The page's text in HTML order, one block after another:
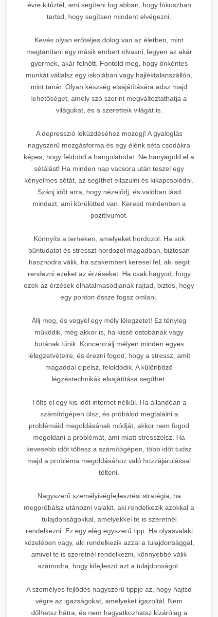
évre kitűztél, ami segíteni fog abban, hogy fókuszban
tartsd, hogy segítsen mindent elvégezni.
Kevés olyan erőteljes dolog van az életben, mint
megtanítani egy másik embert olvasni, legyen az akár
gyermek, akár felnőtt. Fontold meg, hogy önkéntes
munkát vállalsz egy iskolában vagy hajléktalanszállón,
mint tanár. Olyan készség elsajátítására adsz majd
lehetőséget, amely szó szerint megváltoztathatja a
világukat, és a szeretteik világát is.
A depresszió leküzdéséhez mozogj! A gyaloglás
nagyszerű mozgásforma és egy élénk séta csodákra
képes, hogy feldobd a hangulatodat. Ne hanyagold el a
sétálást! Ha minden nap vacsora után teszel egy
kényelmes sétát, az segíthet ellazulni és kikapcsolódni.
Szánj időt arra, hogy nézelődj, és valóban lásd
mindazt, ami körülötted van. Keresd mindenben a
pozitívumot.
Könnyíts a terheken, amelyeket hordozol. Ha sok
bűntudatot és stresszt hordozol magadban, biztosan
hasznodra válik, ha szakembert keresel fel, aki segít
rendezni ezeket az érzéseket. Ha csak hagyod, hogy
ezek az érzések elhatalmasodjanak rajtad, biztos, hogy
egy ponton össze fogsz omlani.
Állj meg, és vegyél egy mély lélegzetet! Ez tényleg
működik, még akkor is, ha kissé ostobának vagy
butának tűnik. Koncentrálj mélyen minden egyes
lélegzetvételre, és érezni fogod, hogy a stressz, amit
magaddal cipelsz, feloldódik. A különböző
légzéstechnikák elsajátítása segíthet.
Tölts el egy kis időt internet nélkül. Ha állandóan a
számítógépen ülsz, és próbálod megtalálni a
problémáid megoldásának módját, akkor nem fogod
megoldani a problémát, ami miatt stresszelsz. Ha
kevesebb időt töltesz a számítógépen, több időt tudsz
majd a probléma megoldásához való hozzájárulással
tölteni.
Nagyszerű személyiségfejlesztési stratégia, ha
megpróbálsz utánozni valakit, aki rendelkezik azokkal a
tulajdonságokkal, amelyekkel te is szeretnél
rendelkezni. Ez egy elég egyszerű tipp. Ha olyasvalaki
közelében vagy, aki rendelkezik azzal a tulajdonsággal,
amivel te is szeretnél rendelkezni, könnyebbé válik
számodra, hogy kifejleszd azt a tulajdonságot.
A személyes fejlődés nagyszerű tippje az, hogy hajtsd
végre az igazságokat, amelyeket igazoltál. Nem
dőlhetsz hátra, és nem hagyatkozhatsz kizárólag a